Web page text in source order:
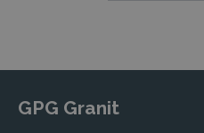
GPG Granit